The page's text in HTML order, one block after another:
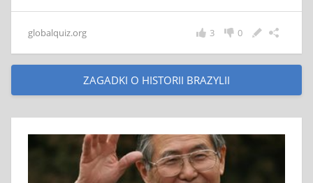
globalquiz.org 0
3
ZAGADKI O HISTORII BRAZYLII